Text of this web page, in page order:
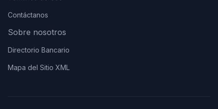
Contáctanos
Sobre nosotros
Directorio Bancario
Mapa del Sitio XML